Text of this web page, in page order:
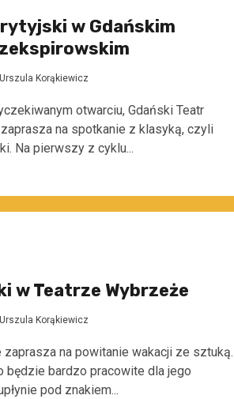
w Gdańskim
Urszula Korąkiewicz
otwarciu, Gdański Teatr
na spotkanie z klasyką, czyli
Na pierwszy z cyklu...
w Teatrze Wybrzeże
Urszula Korąkiewicz
zaprasza na powitanie wakacji ze sztuką.
będzie bardzo pracowite dla jego
pod znakiem...